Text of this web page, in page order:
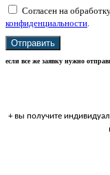
Согласен на
конфиденциальности
Отправить
если все же заявку нужно
+ вы получите